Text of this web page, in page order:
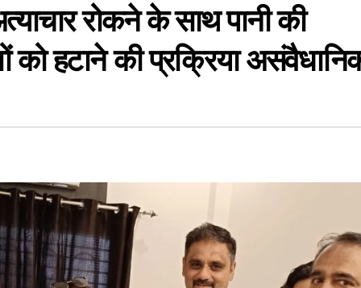
रोकने के साथ पानी की
को हटाने की प्रक्रिया